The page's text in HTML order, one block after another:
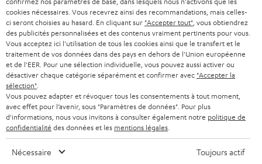
w
s
l
e
t
t
e
r
SMART HOME
BLUETOOTH
CASQUES AUDIO
CASQUES BLUETOOTH AUDIO
SYSTEMES COMPLETS
ENCEINTES
B2B
BLOG
NEWSLETTER
MAGASINS
AVANTAGES D’ACHAT
L’HISTOIRE DE TEUFEL
SUISSE
PAYS-BAS
BELGIQUE
FRANCE
cookies nécessaires. Vous recevrez ainsi des recommandations, mais celles-
ci seront choisies au hasard. En cliquant sur "Accepter tout" , vous obtiendrez
des publicités personnalisées et des contenus vraiment pertinents pour vous.
Vous acceptez ici l'utilisation de tous les cookies ainsi que le transfert et le
traitement de vos données dans des pays en dehors de l'Union européenne
et de l'EER. Pour une sélection individuelle, vous pouvez aussi activer ou
désactiver chaque catégorie séparément et confirmer avec "Accepter la
sélection"
Vous pouvez adapter et révoquer tous les consentements à tout moment,
avec effet pour l’avenir, sous "Paramètres de données". Pour plus
d'informations, nous vous invitons à consulter également notre politique de
confidentialité des données et les mentions légales
Nécessaire Toujours actif